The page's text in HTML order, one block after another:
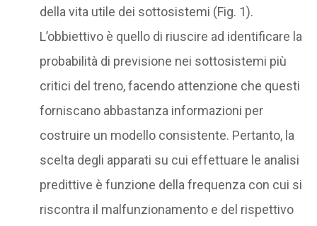
della vita utile dei sottosistemi (Fig. 1).
L’obbiettivo è quello di riuscire ad identificare la
probabilità di previsione nei sottosistemi più
critici del treno, facendo attenzione che questi
forniscano abbastanza informazioni per
costruire un modello consistente. Pertanto, la
scelta degli apparati su cui effettuare le analisi
predittive è funzione della frequenza con cui si
riscontra il malfunzionamento e del rispettivo